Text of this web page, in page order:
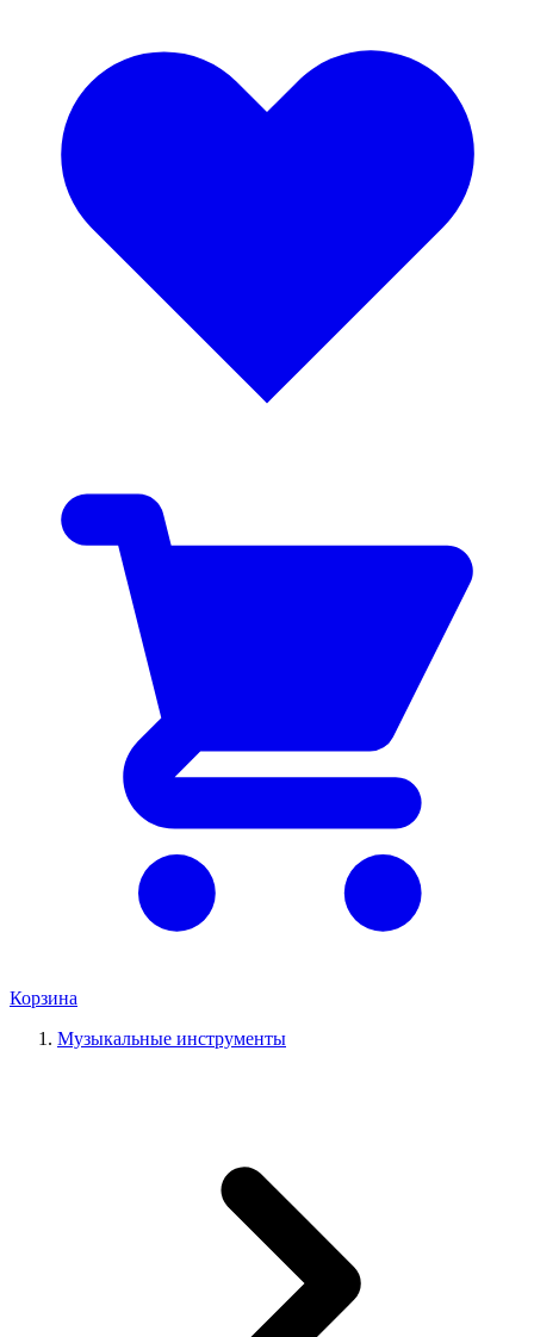
Корзина
Музыкальные инструменты